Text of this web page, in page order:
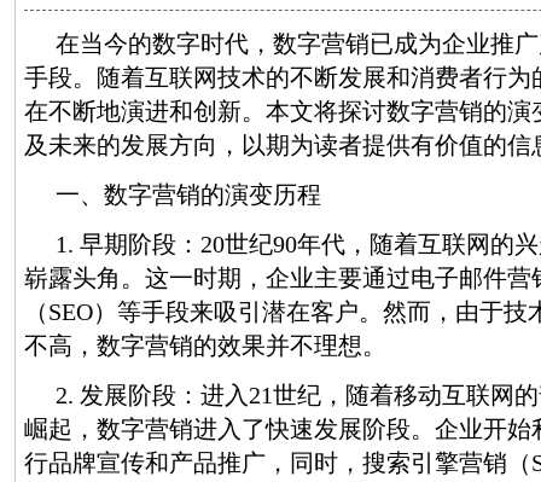
在当今的数字时代，数字营销已成为企业推
手段。随着互联网技术的不断发展和消费者行为
在不断地演进和创新。本文将探讨数字营销的演
及未来的发展方向，以期为读者提供有价值的信
一、数字营销的演变历程
1. 早期阶段：20世纪90年代，随着互联网的
崭露头角。这一时期，企业主要通过电子邮件营
（SEO）等手段来吸引潜在客户。然而，由于
不高，数字营销的效果并不理想。
2. 发展阶段：进入21世纪，随着移动互联网
崛起，数字营销进入了快速发展阶段。企业开始
行品牌宣传和产品推广，同时，搜索引擎营销（